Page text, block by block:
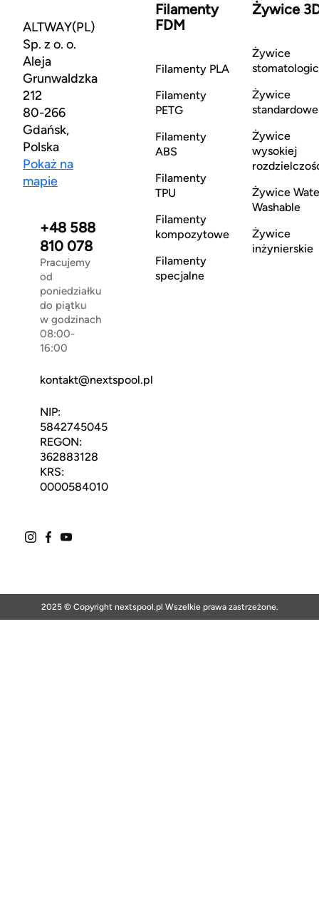
ALTWAY(PL)
Sp. z o. o.
Aleja
Grunwaldzka
212
80-266
Gdańsk,
Polska
Pokaż na
mapie
+48 588
810 078
Pracujemy
od
poniedziałku
do piątku
w godzinach
08:00-
16:00
kontakt@nextspool.pl
NIP:
5842745045
REGON:
362883128
KRS:
0000584010
Filamenty
FDM
Filamenty PLA
Filamenty
PETG
Filamenty
ABS
Filamenty
TPU
Filamenty
kompozytowe
Filamenty
specjalne
Żywice
Żywice
Żywice
standardowe
Żywice
wysokiej
Żywice
Washable
Żywice
inżynierskie